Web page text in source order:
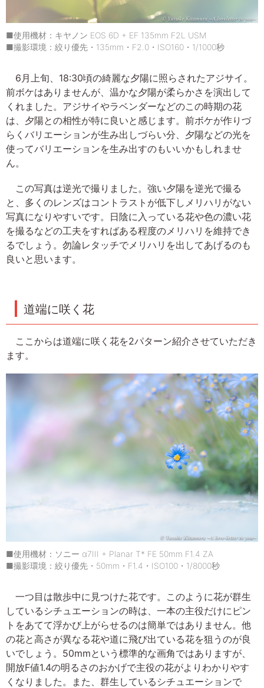
■使用機材：キヤノン EOS 6D + EF 135mm F2L USM
■撮影環境：絞り優先・135mm・F2.0・ISO160・1/1000秒
6月上旬、18:30頃の綺麗な夕陽に照らされたアジサイ。
前ボケはありませんが、温かな夕陽が柔らかさを演出して
くれました。アジサイやラベンダーなどのこの時期の花
は、夕陽との相性が特に良いと感じます。前ボケが作りづ
らくバリエーションが生み出しづらい分、夕陽などの光を
使ってバリエーションを生み出すのもいいかもしれませ
ん。
この写真は逆光で撮りました。強い夕陽を逆光で撮る
と、多くのレンズはコントラストが低下しメリハリがない
写真になりやすいです。日陰に入っている花や色の濃い花
を撮るなどの工夫をすればある程度のメリハリを維持でき
るでしょう。勿論レタッチでメリハリを出してあげるのも
良いと思います。
道端に咲く花
ここからは道端に咲く花を2パターン紹介させていただき
ます。
■使用機材：ソニー α7III + Planar T* FE 50mm F1.4 ZA
■撮影環境：絞り優先・50mm・F1.4・ISO100・1/8000秒
一つ目は散歩中に見つけた花です。このように花が群生
しているシチュエーションの時は、一本の主役だけにピン
トをあてて浮かび上がらせるのは簡単ではありません。他
の花と高さが異なる花や道に飛び出ている花を狙うのが良
いでしょう。50mmという標準的な画角ではありますが、
開放F値1.4の明るさのおかげで主役の花がよりわかりやす
くなりました。また、群生しているシチュエーションで